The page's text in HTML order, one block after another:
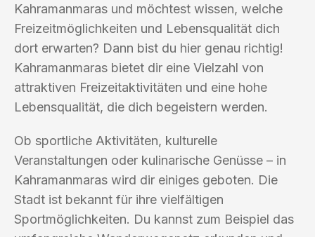
Kahramanmaras und möchtest wissen, welche
Freizeitmöglichkeiten und Lebensqualität dich
dort erwarten? Dann bist du hier genau richtig!
Kahramanmaras bietet dir eine Vielzahl von
attraktiven Freizeitaktivitäten und eine hohe
Lebensqualität, die dich begeistern werden.
Ob sportliche Aktivitäten, kulturelle
Veranstaltungen oder kulinarische Genüsse – in
Kahramanmaras wird dir einiges geboten. Die
Stadt ist bekannt für ihre vielfältigen
Sportmöglichkeiten. Du kannst zum Beispiel das